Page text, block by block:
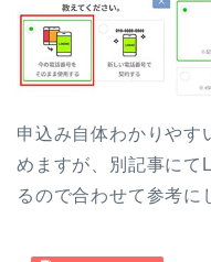
申込み自体わかりやす
めますが、別記事にて
るので合わせて参考に